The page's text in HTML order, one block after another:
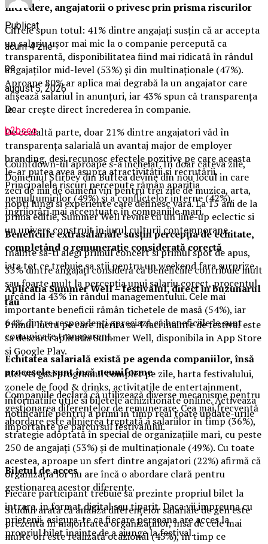
încredere, angajatorii o privesc prin prisma riscurilor
Cifrele spun totul: 41% dintre angajați susțin că ar accepta
un salariu ușor mai mic la o companie percepută ca
transparentă, disponibilitatea fiind mai ridicată în rândul
angajaților mid-level (53%) și din multinaționale (47%).
Aproape 80% ar aplica mai degrabă la un angajator care
afișează salariul în anunțuri, iar 43% spun că transparența
le-ar crește direct încrederea în companie.
De cealaltă parte, doar 21% dintre angajatori văd în
transparența salarială un avantaj major de employer
branding, deși recunosc efectele pozitive pe care aceasta
le-ar putea avea asupra atractivității și recrutării.
Principalele riscuri percepute rămân apariția
nemulțumirilor (49%) și a conflictelor interne (42%),
îngrijorări mai accentuate în companiile mari.
Beneficiile extrasalariale susțin percepția de echitate,
completând o remunerație considerată corectă
33% dintre angajați consideră că beneficiile contribuie mult
sau foarte mult la percepția unui salariu corect, procentul
urcând la 43% în rândul managementului. Cele mai
importante beneficii rămân tichetele de masă (54%), iar
64% dintre respondenți apreciază că beneficiile le sunt
comunicate transparent.
Echitatea salarială există pe agenda companiilor, însă
procesele sunt încă neuniforme
Companiile declară că utilizează diverse mecanisme pentru
gestionarea diferențelor de remunerare. Cea mai frecventă
abordare este alinierea treptată a salariilor în timp (36%),
strategie adoptată în special de organizațiile mari, cu peste
250 de angajați (53%) și de multinaționale (49%). Cu toate
acestea, aproape un sfert dintre angajatori (22%) afirmă că
organizația lor nu are încă o abordare clară pentru
gestionarea acestor diferențe.
Studiul arată că analiza diferențelor salariale de gen este
prezentă în majoritatea organizațiilor, însă de cele mai
multe ori este realizată ocazional (45%), în timp ce
Publicat
acum 4 zile
pe
august 5, 2026
De
b2bseo
Countdown-ul aproape s-a incheiat. In doar cateva zile,
Domeniul Stirbey din Buftea devine din nou locul in care
zeci de mii de oameni vin pentru trei zile de muzica, arta,
nopti lungi si experiente care definesc vara. La 15 ani de la
prima editie, Summer Well revine cu un line-up eclectic si
un univers construit in jurul culturii contemporane.
Inainte sa-ti alegi primul concert si primul spot de apus,
iata tot ce trebuie sa stii pentru un weekend fara surprize.
Aplicatia Summer Well– festivalul, direct in buzunarul
tau
Primul lucru pe care merita sa-l faci inainte de festival este
sa descarci aplicatia Summer Well, disponibila in App Store
si Google Play.
Aici vei gasi programul complet pe zile, harta festivalului,
zonele de food & drinks, activitatile de entertainment,
informatiile utile si biletele achizitionate online. Activeaza
notificarile pentru a primi in timp real toate update-urile
importante pe parcursul festivalului.
Biletul de acces
Fiecare participant trebuie sa prezinte propriul bilet la
intrare, in format digital sau tiparit. Daca vii impreuna cu
prietenii, asigura-te ca fiecare persoana are acces la
propriul bilet inainte de a ajunge la festival.